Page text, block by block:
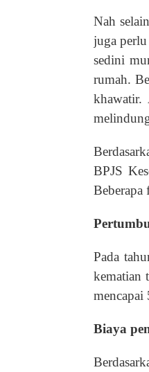
Nah
juga
sedini
rumah.
khawatir.
BPJS
Beberapa
Pada
kematian
mencapai
Biaya